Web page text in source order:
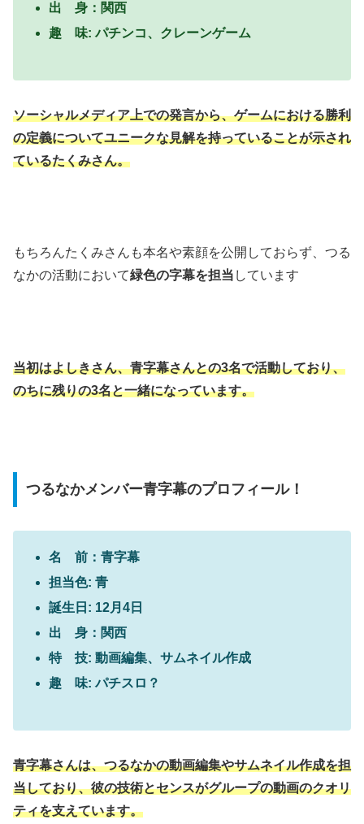
出 身：関西
趣 味: パチンコ、クレーンゲーム
ソーシャルメディア上での発言から、ゲームにおける勝利
の定義についてユニークな見解を持っていることが示され
ているたくみさん。
もちろんたくみさんも本名や素顔を公開しておらず、つる
なかの活動において緑色の字幕を担当 しています
当初はよしきさん、青字幕さんとの3名で活動しており、
のちに残りの3名と一緒になっています。
つるなかメンバー青字幕のプロフィール！
名 前：青字幕
担当色: 青
誕生日: 12月4日
出 身：関西
特 技: 動画編集、サムネイル作成
趣 味: パチスロ？
青字幕さんは、つるなかの動画編集やサムネイル作成を担
当しており、彼の技術とセンスがグループの動画のクオリ
ティを支えています。